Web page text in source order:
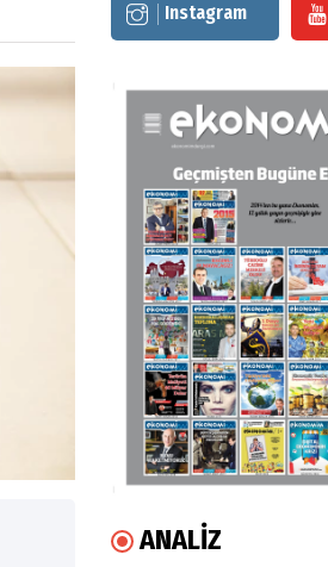
Instagram
ANALİZ